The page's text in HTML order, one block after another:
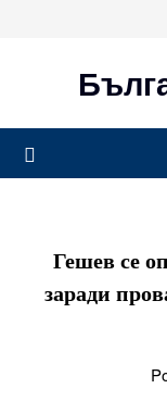
Гешев се
заради